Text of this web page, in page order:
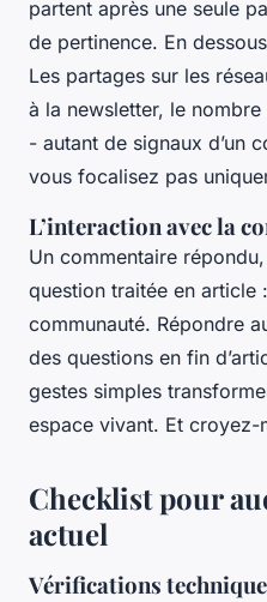
partent après une seule
de pertinence. En
Les partages sur les
à la newsletter, le
- autant de signaux d’un
vous focalisez pas
L’interaction avec la
Un commentaire
question traitée en article
communauté. Répondre
des questions en fin
gestes simples
espace vivant. Et croyez-
Checklist pour
actuel
Vérifications